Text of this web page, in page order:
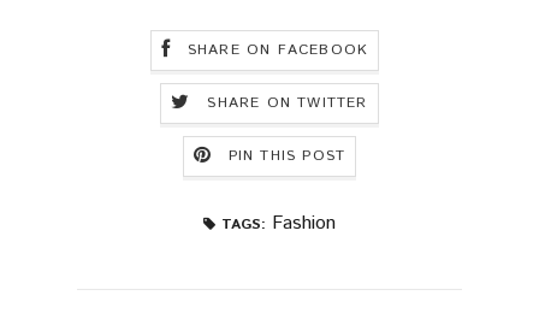
SHARE ON FACEBOOK
SHARE ON TWITTER
PIN THIS POST
TAGS: Fashion